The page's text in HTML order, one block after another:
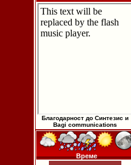
Благодарност до Синтезис и
Bagi communications
Време